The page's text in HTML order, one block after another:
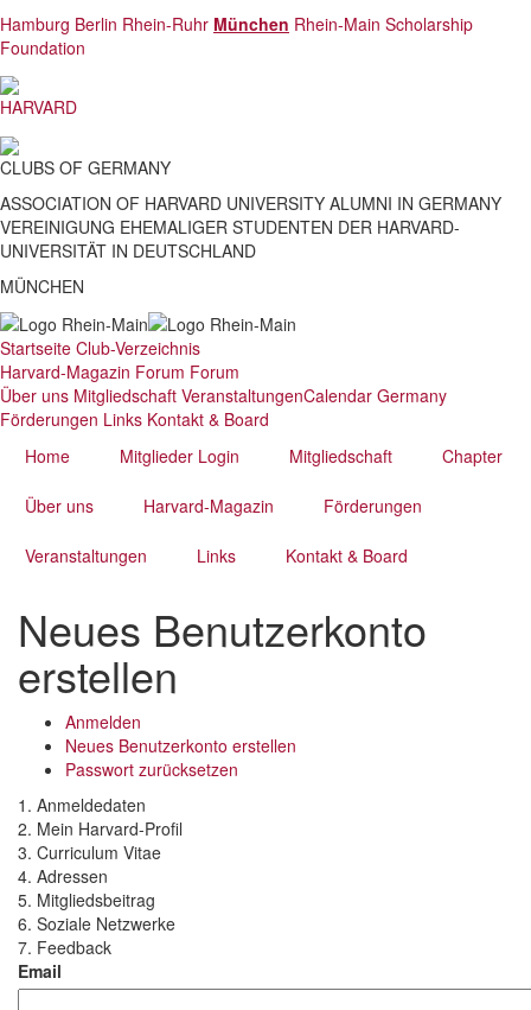
Direkt
zum
Inhalt
Hamburg Berlin Rhein-Ruhr München Rhein-Main Scholarship
Foundation
HARVARD
CLUBS OF GERMANY
ASSOCIATION OF HARVARD UNIVERSITY ALUMNI IN GERMANY
VEREINIGUNG EHEMALIGER STUDENTEN DER HARVARD-
UNIVERSITÄT IN DEUTSCHLAND
MÜNCHEN
Startseite Club-Verzeichnis
Harvard-Magazin Forum Forum
Über uns Mitgliedschaft VeranstaltungenCalendar Germany
Förderungen Links Kontakt & Board
Home
Mitglieder Login Mitgliedschaft Chapter
Über uns Harvard-Magazin Förderungen
Veranstaltungen Links Kontakt & Board
Neues Benutzerkonto
erstellen
Primäre
Reiter
Anmelden
Neues Benutzerkonto erstellen
Passwort zurücksetzen
1. Anmeldedaten
2. Mein Harvard-Profil
3. Curriculum Vitae
4. Adressen
5. Mitgliedsbeitrag
6. Soziale Netzwerke
7. Feedback
Email